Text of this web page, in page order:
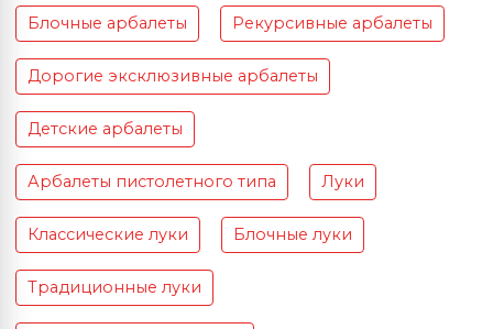
Блочные арбалеты Рекурсивные арбалеты
Дорогие эксклюзивные арбалеты
Детские арбалеты
Арбалеты пистолетного типа Луки
Классические луки Блочные луки
Традиционные луки